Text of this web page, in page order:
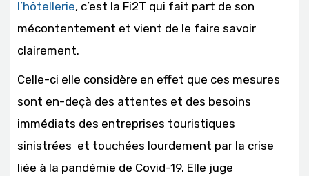
l’hôtellerie, c’est la Fi2T qui fait part de son
mécontentement et vient de le faire savoir
clairement.
Celle-ci elle considère en effet que ces mesures
sont en-deçà des attentes et des besoins
immédiats des entreprises touristiques
sinistrées et touchées lourdement par la crise
liée à la pandémie de Covid-19. Elle juge